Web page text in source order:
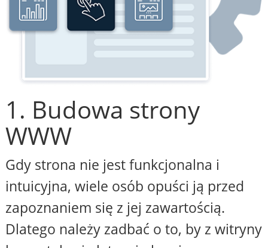
1. Budowa strony
WWW
Gdy strona nie jest funkcjonalna i
intuicyjna, wiele osób opuści ją przed
zapoznaniem się z jej zawartością.
Dlatego należy zadbać o to, by z witryny